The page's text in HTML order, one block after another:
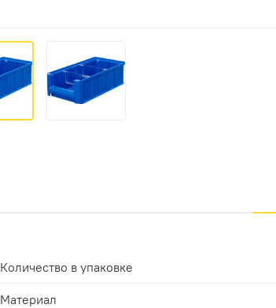
Количество в упаковке
Материал